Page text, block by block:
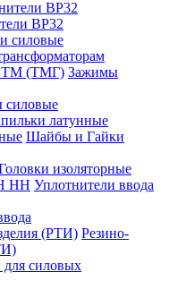
ВР32
силовые
Зажимы
силовые
латунные
Шайбы и Гайки
изоляторные
Уплотнители ввода
Резино-